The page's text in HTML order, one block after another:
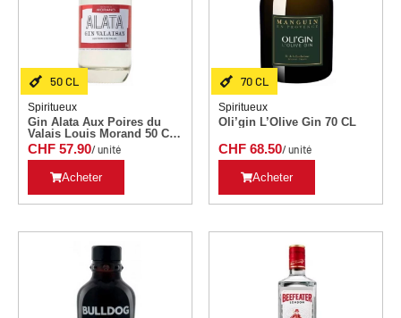
50 CL
Spiritueux
Gin Alata Aux Poires du
Valais Louis Morand 50 CL
–
CHF 57.90/ unité
Acheter
70 CL
Spiritueux
Oli’gin L’Olive Gin 70 CL
CHF 68.50/ unité
Acheter